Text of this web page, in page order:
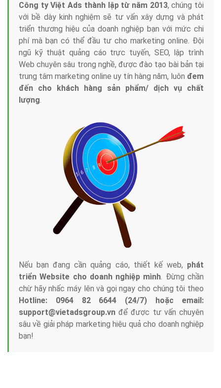
Công ty Việt Ads thành lập từ năm 2013, chúng tôi
với bề dày kinh nghiệm sẽ tư vấn xây dựng và phát
triển thương hiệu của doanh nghiệp bạn với mức chi
phí mà bạn có thể đầu tư cho marketing online. Đội
ngũ kỹ thuật quảng cáo trực tuyến, SEO, lập trình
Web chuyên sâu trong nghề, được đào tạo bài bản tại
trung tâm marketing online uy tín hàng năm, luôn đem
đến cho khách hàng sản phẩm/ dịch vụ chất
lượng.
Nếu bạn đang cần quảng cáo, thiết kế web, phát
triển Website cho doanh nghiệp mình. Đừng chần
chừ hãy nhấc máy lên và gọi ngay cho chúng tôi theo
Hotline: 0964 82 6644 (24/7) hoặc email:
support@vietadsgroup.vn để được tư vấn chuyên
sâu về giải pháp marketing hiệu quả cho doanh nghiệp
bạn!